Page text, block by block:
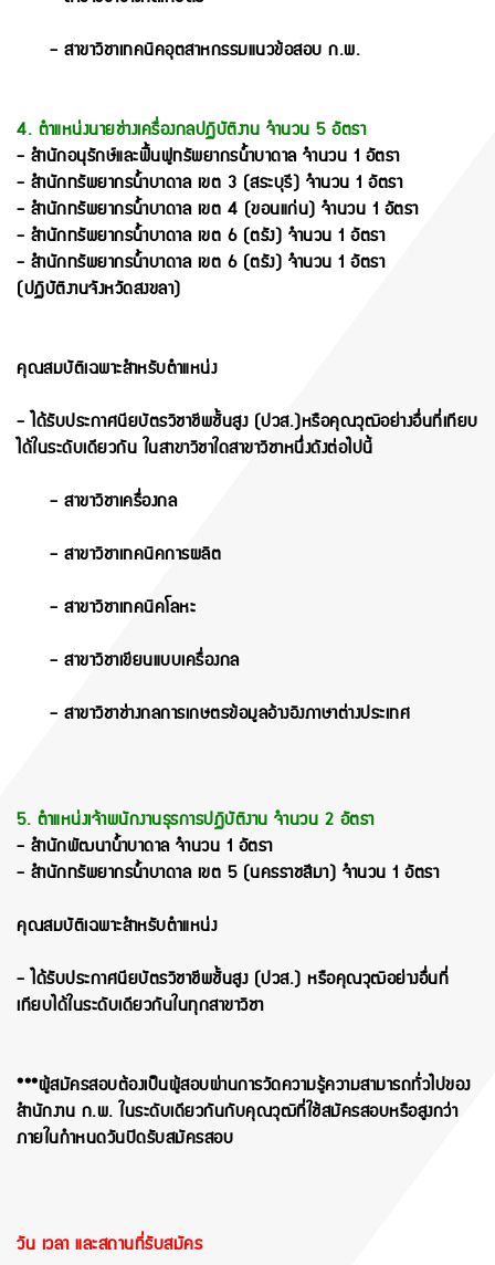
- สาขาวิชาเทคนิคอุตสาหกรรมแนวข้อสอบ ก.พ.
4. ตำแหน่งนายช่างเครื่องกลปฏิบัติงาน จำนวน 5 อัตรา
- สำนักอนุรักษ์และฟื้นฟูทรัพยากรน้ำบาดาล จำนวน 1 อัตรา
- สำนักทรัพยากรน้ำบาดาล เขต 3 (สระบุรี) จำนวน 1 อัตรา
- สำนักทรัพยากรน้ำบาดาล เขต 4 (ขอนแก่น) จำนวน 1 อัตรา
- สำนักทรัพยากรน้ำบาดาล เขต 6 (ตรัง) จำนวน 1 อัตรา
- สำนักทรัพยากรน้ำบาดาล เขต 6 (ตรัง) จำนวน 1 อัตรา
(ปฏิบัติงานจังหวัดสงขลา)
คุณสมบัติเฉพาะสำหรับตำแหน่ง
- ได้รับประกาศนียบัตรวิชาชีพชั้นสูง (ปวส.)หรือคุณวุฒิอย่างอื่นที่เทียบ
ได้ในระดับเดียวกัน ในสาขาวิชาใดสาขาวิชาหนึ่งดังต่อไปนี้
- สาขาวิชาเครื่องกล
- สาขาวิชาเทคนิคการผลิต
- สาขาวิชาเทคนิคโลหะ
- สาขาวิชาเขียนแบบเครื่องกล
- สาขาวิชาช่างกลการเกษตรข้อมูลอ้างอิงภาษาต่างประเทศ
5. ตำแหน่งเจ้าพนักงานธุรการปฏิบัติงาน จำนวน 2 อัตรา
- สำนักพัฒนาน้ำบาดาล จำนวน 1 อัตรา
- สำนักทรัพยากรน้ำบาดาล เขต 5 (นครราชสีมา) จำนวน 1 อัตรา
คุณสมบัติเฉพาะสำหรับตำแหน่ง
- ได้รับประกาศนียบัตรวิชาชีพชั้นสูง (ปวส.) หรือคุณวุฒิอย่างอื่นที่
เทียบได้ในระดับเดียวกันในทุกสาขาวิชา
***ผู้สมัครสอบต้องเป็นผู้สอบผ่านการวัดความรู้ความสามารถทั่วไปของ
สำนักงาน ก.พ. ในระดับเดียวกันกับคุณวุฒิที่ใช้สมัครสอบหรือสูงกว่า
ภายในกำหนดวันปิดรับสมัครสอบ
วัน เวลา และสถานที่รับสมัคร